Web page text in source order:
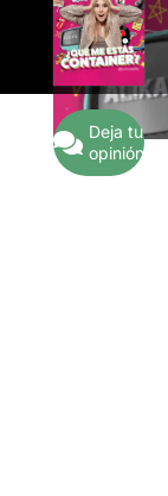
Deja tu
opinión